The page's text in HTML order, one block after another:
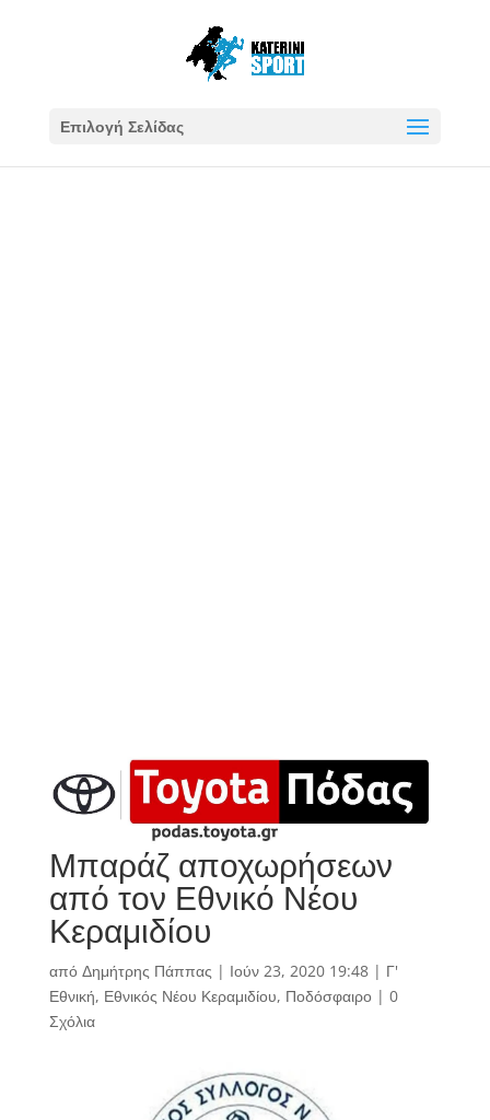
Επιλογή Σελίδας
Μπαράζ αποχωρήσεων
από τον Εθνικό Νέου
Κεραμιδίου
από Δημήτρης Πάππας | Ιούν 23, 2020 19:48| Γ'
Εθνική, Εθνικός Νέου Κεραμιδίου, Ποδόσφαιρο| 0
Σχόλια